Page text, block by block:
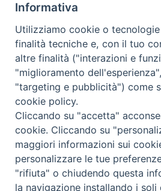
Redazione
Scrivici
Copyright © 2019 - Tutti
Trentina Editrice
Privacy Policy
Informativa
Utilizziamo cookie o
finalità tecniche e, con il tuo
altre finalità ("interazioni e
"miglioramento
"targeting e pubblicità") come
cookie policy.
Cliccando su "accetta"
cookie. Cliccando su
maggiori informazioni sui
personalizzare le tue
"rifiuta" o chiudendo questa
la navigazione installando i soli